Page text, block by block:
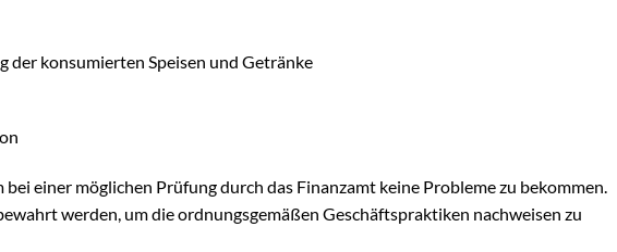
konsumierten Speisen und Getränke
einer möglichen Prüfung durch das Finanzamt keine Probleme zu bekommen.
werden, um die ordnungsgemäßen Geschäftspraktiken nachweisen zu